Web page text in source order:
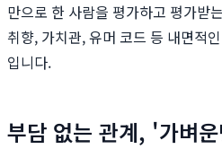
만으로 한 사람을 평가하고 평가받
취향, 가치관, 유머 코드 등 내면적
입니다.
부담 없는 관계, '가벼